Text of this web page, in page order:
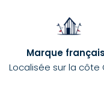
Marque
Localisée sur la côte